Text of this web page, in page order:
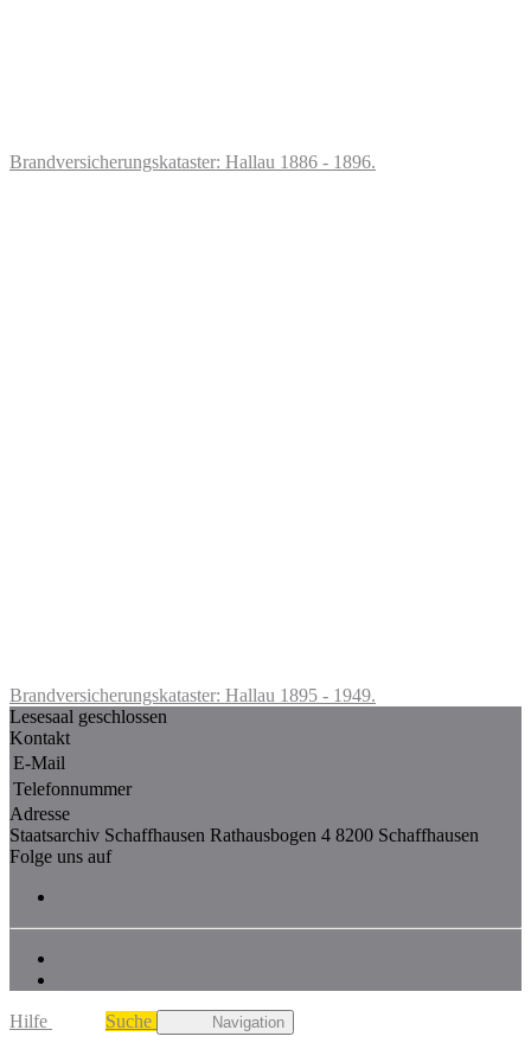
Brandversicherungskataster: Hallau 1886 - 1896.
Brandversicherungskataster: Hallau 1895 - 1949.
Lesesaal geschlossen
Kontakt
E-Mail
Telefonnummer
Adresse
Staatsarchiv Schaffhausen Rathausbogen 4 8200 Schaffhausen
Folge uns auf
Hilfe Suche Navigation